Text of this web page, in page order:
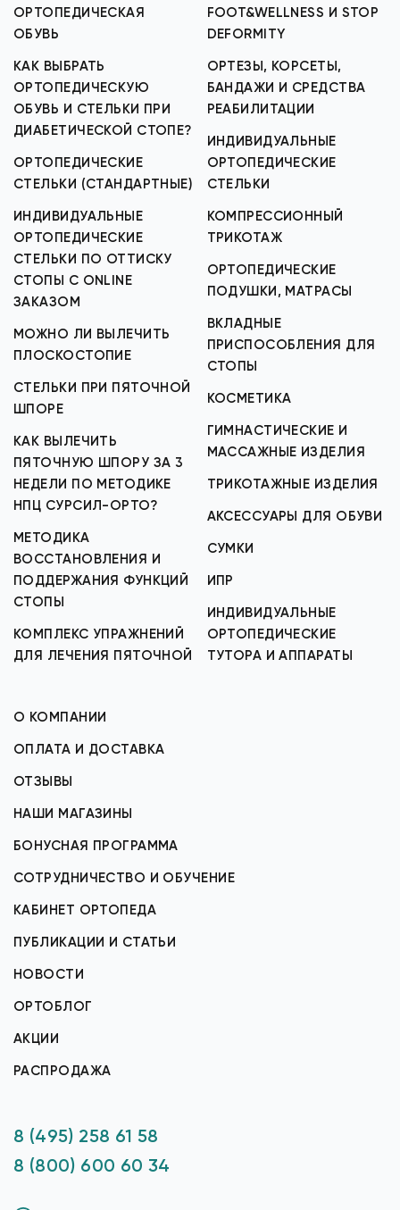
ОРТОПЕДИЧЕСКАЯ
ОБУВЬ
КАК ВЫБРАТЬ
ОРТОПЕДИЧЕСКУЮ
ОБУВЬ И СТЕЛЬКИ ПРИ
ДИАБЕТИЧЕСКОЙ СТОПЕ?
ОРТОПЕДИЧЕСКИЕ
СТЕЛЬКИ (СТАНДАРТНЫЕ)
ИНДИВИДУАЛЬНЫЕ
ОРТОПЕДИЧЕСКИЕ
СТЕЛЬКИ ПО ОТТИСКУ
СТОПЫ С ONLINE
ЗАКАЗОМ
МОЖНО ЛИ ВЫЛЕЧИТЬ
ПЛОСКОСТОПИЕ
СТЕЛЬКИ ПРИ ПЯТОЧНОЙ
ШПОРЕ
КАК ВЫЛЕЧИТЬ
ПЯТОЧНУЮ ШПОРУ ЗА 3
НЕДЕЛИ ПО МЕТОДИКЕ
НПЦ СУРСИЛ-ОРТО?
МЕТОДИКА
ВОССТАНОВЛЕНИЯ И
ПОДДЕРЖАНИЯ ФУНКЦИЙ
СТОПЫ
КОМПЛЕКС УПРАЖНЕНИЙ
ДЛЯ ЛЕЧЕНИЯ ПЯТОЧНОЙ
FOOT&WELLNESS И STOP
DEFORMITY
ОРТЕЗЫ, КОРСЕТЫ,
БАНДАЖИ И СРЕДСТВА
РЕАБИЛИТАЦИИ
ИНДИВИДУАЛЬНЫЕ
ОРТОПЕДИЧЕСКИЕ
СТЕЛЬКИ
КОМПРЕССИОННЫЙ
ТРИКОТАЖ
ОРТОПЕДИЧЕСКИЕ
ПОДУШКИ, МАТРАСЫ
ВКЛАДНЫЕ
ПРИСПОСОБЛЕНИЯ ДЛЯ
СТОПЫ
КОСМЕТИКА
ГИМНАСТИЧЕСКИЕ И
МАССАЖНЫЕ ИЗДЕЛИЯ
ТРИКОТАЖНЫЕ ИЗДЕЛИЯ
АКСЕССУАРЫ ДЛЯ ОБУВИ
СУМКИ
ИПР
ИНДИВИДУАЛЬНЫЕ
ОРТОПЕДИЧЕСКИЕ
ТУТОРА И АППАРАТЫ
О КОМПАНИИ
ОПЛАТА И ДОСТАВКА
ОТЗЫВЫ
НАШИ МАГАЗИНЫ
БОНУСНАЯ ПРОГРАММА
СОТРУДНИЧЕСТВО И ОБУЧЕНИЕ
КАБИНЕТ ОРТОПЕДА
ПУБЛИКАЦИИ И СТАТЬИ
НОВОСТИ
ОРТОБЛОГ
АКЦИИ
РАСПРОДАЖА
8 (495) 258 61 58
8 (800) 600 60 34